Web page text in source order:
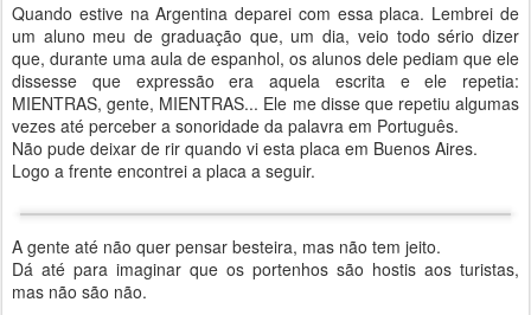
Quando estive na Argentina deparei com essa placa. Lembrei de
um aluno meu de graduação que, um dia, veio todo sério dizer
que, durante uma aula de espanhol, os alunos dele pediam que ele
dissesse que expressão era aquela escrita e ele repetia:
MIENTRAS, gente, MIENTRAS... Ele me disse que repetiu algumas
vezes até perceber a sonoridade da palavra em Português.
Não pude deixar de rir quando vi esta placa em Buenos Aires.
Logo a frente encontrei a placa a seguir.
A gente até não quer pensar besteira, mas não tem jeito.
Dá até para imaginar que os portenhos são hostis aos turistas,
mas não são não.